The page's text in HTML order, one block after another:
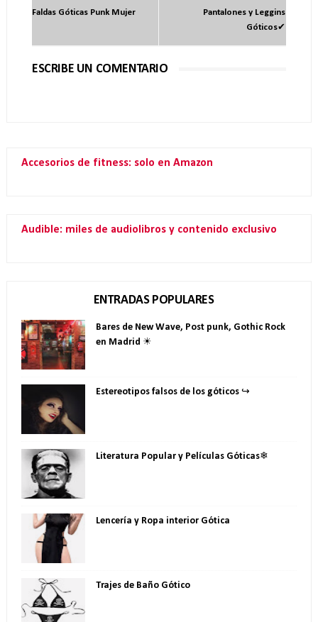
Pantalones y Leggins
Góticos✔
Faldas Góticas Punk Mujer
ESCRIBE UN COMENTARIO
Accesorios de fitness: solo en Amazon
Audible: miles de audiolibros y contenido exclusivo
ENTRADAS POPULARES
Bares de New Wave, Post punk, Gothic Rock
en Madrid ☀
Estereotipos falsos de los góticos ↪
Literatura Popular y Películas Góticas❄
Lencería y Ropa interior Gótica
Trajes de Baño Gótico